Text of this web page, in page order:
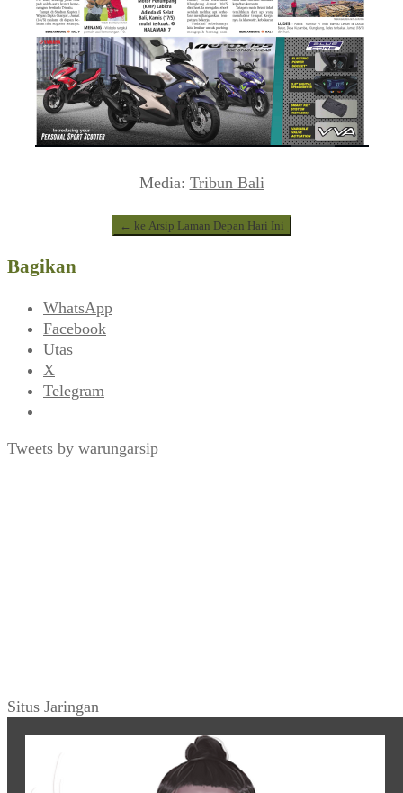
Media: Tribun Bali
← ke Arsip Laman Depan Hari Ini
Bagikan
WhatsApp
Facebook
Utas
X
Telegram
Tweets by warungarsip
Situs Jaringan